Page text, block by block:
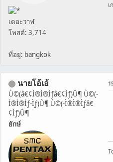
เดอะวาฬ
โพสต์: 3,714
ที่อยู่: bangkok
นายโอ้เอ้
Ù©(â€¢Ì®Ì®Ìƒâ€¢Ìƒ)Û¶ Ù©(-
Ì®Ì®Ìƒ-Ìƒ)Û¶ Ù©(-Ì®Ì®Ìƒâ€
¢Ìƒ)Û¶
ยักษ์